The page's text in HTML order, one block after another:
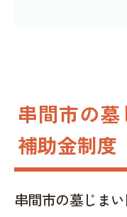
串間市の
補助金制度
串間市の墓じま